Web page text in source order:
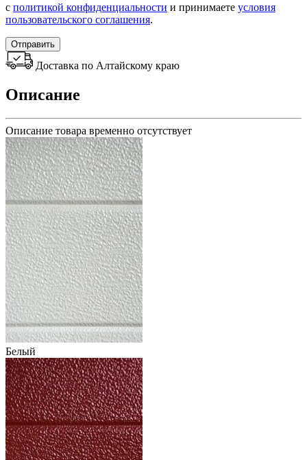
с политикой конфиденциальности и принимаете условия
пользовательского соглашения.
Отправить
Доставка по Алтайскому краю
Описание
Описание товара временно отсутствует
Белый